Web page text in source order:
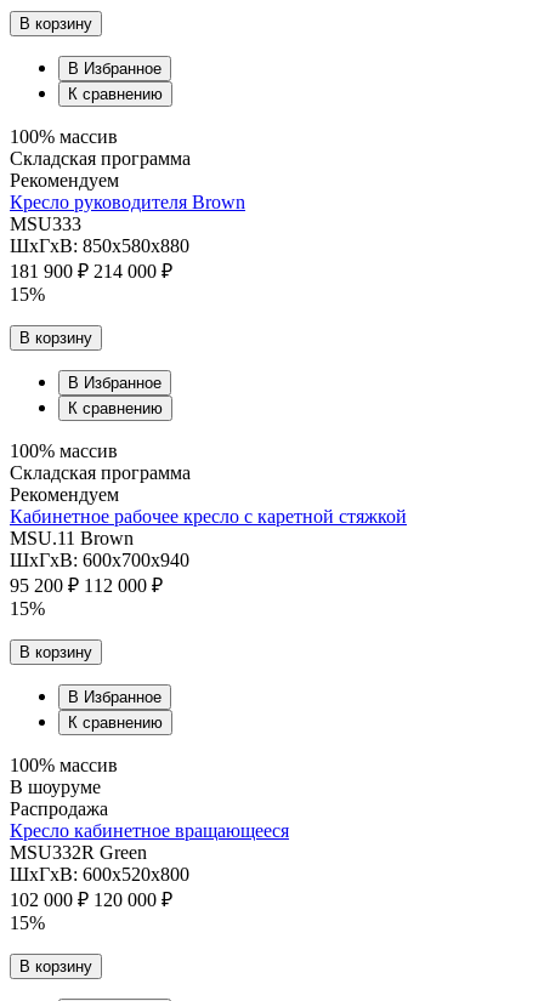
В корзину
В Избранное
К сравнению
100% массив
Складская программа
Рекомендуем
Кресло руководителя Brown
MSU333
ШхГхВ: 850х580х880
181 900 ₽ 214 000 ₽
15%
В корзину
В Избранное
К сравнению
100% массив
Складская программа
Рекомендуем
Кабинетное рабочее кресло с каретной стяжкой
MSU.11 Brown
ШхГхВ: 600х700х940
95 200 ₽ 112 000 ₽
15%
В корзину
В Избранное
К сравнению
100% массив
В шоуруме
Распродажа
Кресло кабинетное вращающееся
MSU332R Green
ШхГхВ: 600х520х800
102 000 ₽ 120 000 ₽
15%
В корзину